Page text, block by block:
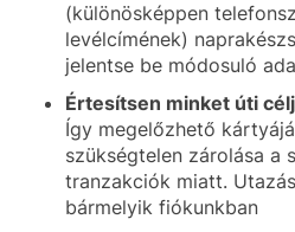
(különösképpen
levélcímének)
jelentse be módosuló
Értesítsen minket úti
Így megelőzhető
szükségtelen zárolása a
tranzakciók miatt.
bármelyik fiókunkban